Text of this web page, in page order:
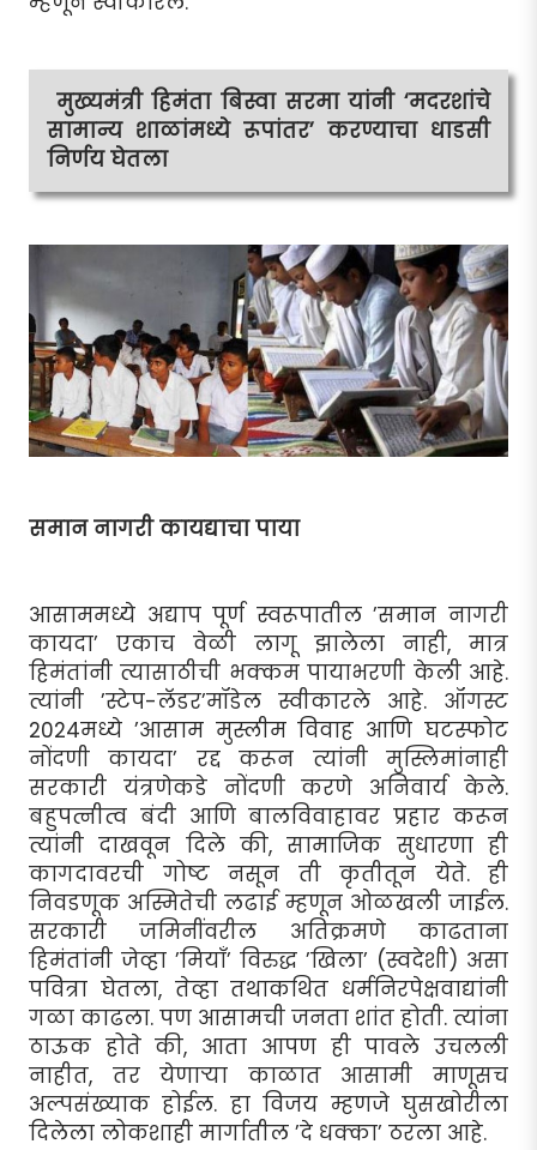
मुख्यमंत्री हिमंता बिस्वा सरमा यांनी ‘मदरशांचे
सामान्य शाळांमध्ये रूपांतर’ करण्याचा धाडसी
निर्णय घेतला
समान नागरी कायद्याचा पाया
आसाममध्ये अद्याप पूर्ण स्वरूपातील ’समान नागरी
कायदा’ एकाच वेळी लागू झालेला नाही, मात्र
हिमंतांनी त्यासाठीची भक्कम पायाभरणी केली आहे.
त्यांनी ’स्टेप-लॅडर’मॉडेल स्वीकारले आहे. ऑगस्ट
2024मध्ये ’आसाम मुस्लीम विवाह आणि घटस्फोट
नोंदणी कायदा’ रद्द करून त्यांनी मुस्लिमांनाही
सरकारी यंत्रणेकडे नोंदणी करणे अनिवार्य केले.
बहुपत्नीत्व बंदी आणि बालविवाहावर प्रहार करून
त्यांनी दाखवून दिले की, सामाजिक सुधारणा ही
कागदावरची गोष्ट नसून ती कृतीतून येते. ही
निवडणूक अस्मितेची लढाई म्हणून ओळखली जाईल.
सरकारी जमिनींवरील अतिक्रमणे काढताना
हिमंतांनी जेव्हा ’मियाँ’ विरुद्ध ’खिला’ (स्वदेशी) असा
पवित्रा घेतला, तेव्हा तथाकथित धर्मनिरपेक्षवाद्यांनी
गळा काढला. पण आसामची जनता शांत होती. त्यांना
ठाऊक होते की, आता आपण ही पावले उचलली
नाहीत, तर येणार्‍या काळात आसामी माणूसच
अल्पसंख्याक होईल. हा विजय म्हणजे घुसखोरीला
दिलेला लोकशाही मार्गातील ’दे धक्का’ ठरला आहे.